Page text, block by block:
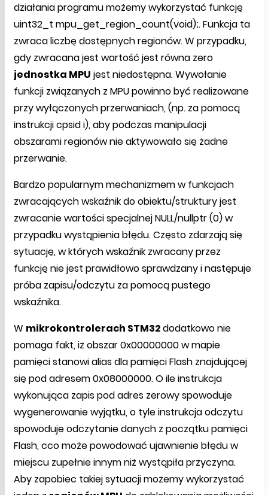
działania programu możemy wykorzystać funkcję
uint32_t mpu_get_region_count(void);. Funkcja ta
zwraca liczbę dostępnych regionów. W przypadku,
gdy zwracana jest wartość jest równa zero
jednostka MPU jest niedostępna. Wywołanie
funkcji związanych z MPU powinno być realizowane
przy wyłączonych przerwaniach, (np. za pomocą
instrukcji cpsid i), aby podczas manipulacji
obszarami regionów nie aktywowało się żadne
przerwanie.
Bardzo popularnym mechanizmem w funkcjach
zwracających wskaźnik do obiektu/struktury jest
zwracanie wartości specjalnej NULL/nullptr (0) w
przypadku wystąpienia błędu. Często zdarzają się
sytuację, w których wskaźnik zwracany przez
funkcję nie jest prawidłowo sprawdzany i następuje
próba zapisu/odczytu za pomocą pustego
wskaźnika.
W mikrokontrolerach STM32dodatkowo nie
pomaga fakt, iż obszar 0x00000000 w mapie
pamięci stanowi alias dla pamięci Flash znajdującej
się pod adresem 0x08000000. O ile instrukcja
wykonująca zapis pod adres zerowy spowoduje
wygenerowanie wyjątku, o tyle instrukcja odczytu
spowoduje odczytanie danych z początku pamięci
Flash, cco może powodować ujawnienie błędu w
miejscu zupełnie innym niż wystąpiła przyczyna.
Aby zapobiec takiej sytuacji możemy wykorzystać